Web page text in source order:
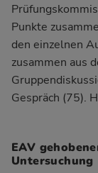
Punkte
den einzelnen
zusammen aus
Gespräch (75).
EAV
Untersuchung